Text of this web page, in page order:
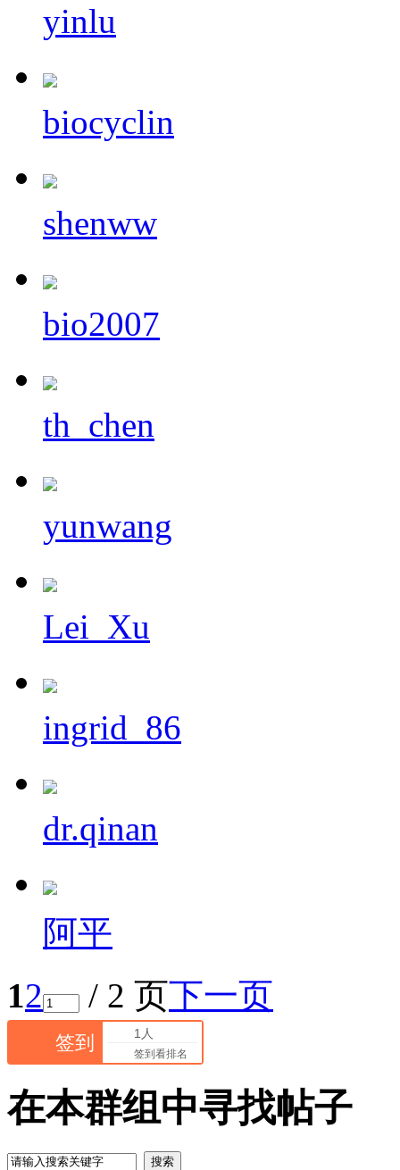
yinlu
biocyclin
shenww
bio2007
th_chen
yunwang
Lei_Xu
ingrid_86
dr.qinan
阿平
12 / 2 页下一页
签到 1人
签到看排名
在本群组中寻找帖子
搜索